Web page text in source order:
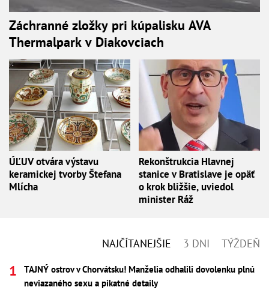
Záchranné zložky pri kúpalisku AVA
Thermalpark v Diakovciach
ÚĽUV otvára výstavu
keramickej tvorby Štefana
Mlícha
Rekonštrukcia Hlavnej
stanice v Bratislave je opäť
o krok bližšie, uviedol
minister Ráž
NAJČÍTANEJŠIE 3 DNI TÝŽDEŇ
TAJNÝ ostrov v Chorvátsku! Manželia odhalili dovolenku plnú
neviazaného sexu a pikatné detaily